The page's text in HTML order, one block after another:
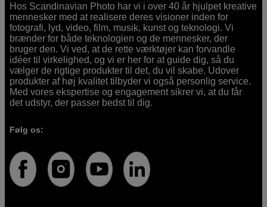
Hos Scandinavian Photo har vi i over 40 år hjulpet kreative
mennesker med at realisere deres visioner inden for
fotografi, lyd, video, film, musik, kunst og teknologi. Vi
brænder for både teknologien og de mennesker, der
bruger den. Vi ved, at de rette værktøjer kan forvandle
idéer til virkelighed, og vi er her for at guide dig, så du
vælger de rigtige produkter til det, du vil skabe. Udover
produkter af høj kvalitet tilbyder vi også personlig service.
Med vores ekspertise og engagement sikrer vi, at du får
det udstyr, der passer bedst til dig.
Følg os: